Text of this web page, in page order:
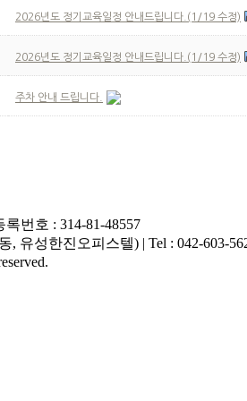
2026년도 정기교육일정 안내드립니다.(1/19 수정)
2026년도 정기교육일정 안내드립니다.(1/19 수정)
주차 안내 드립니다.
번호 : 314-81-48557
유성한진오피스텔) | Tel : 042-603-